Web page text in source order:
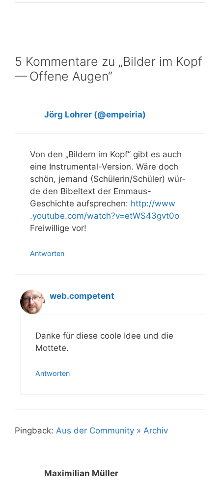
5 Kommentare zu „Bilder im Kopf
— Offene Augen“
Jörg Lohrer (@empeiria)
Von den „Bil­dern im Kopf” gibt es auch
eine Instru­men­tal-Ver­si­on. Wäre doch
schön, jemand (Schülerin/​Schüler) wür­
de den Bibel­text der Emma­us-
Geschich­te auf­spre­chen: http://​www​
.you​tube​.com/​w​a​t​c​h​?​v​=​e​t​W​S​4​3​g​v​t0o
Frei­wil­li­ge vor!
Antworten
web.competent
Dan­ke für die­se coo­le Idee und die
Mottete.
Antworten
Pingback: Aus der Community » Archiv
Maximilian Müller